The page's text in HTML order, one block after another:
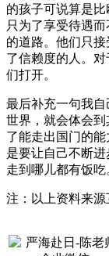
的孩子可说算是比
只为了享受待遇
的道路。他们只
了信赖度的人。
们打开。
最后补充一句我
世界，就会体会
了能走出国门的
是要让自己不断
走到哪儿都有饭吃
注：以上资料来源